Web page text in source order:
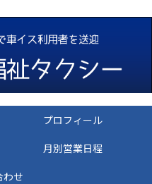
プロフィール
月別営業日程
わせ